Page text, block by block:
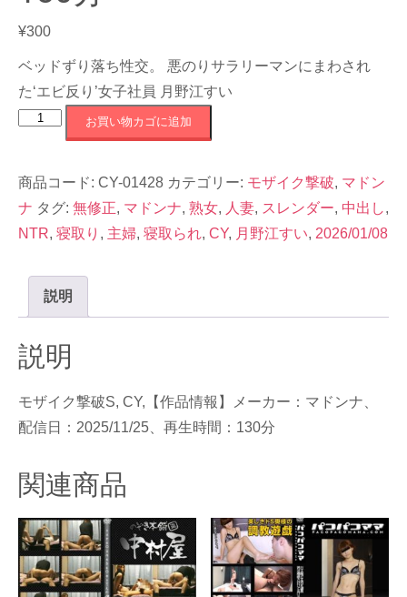
¥300
ベッドずり落ち性交。 悪のりサラリーマンにまわされ
た‘エビ反り’女子社員 月野江すい
【モ
ク
撃
破
01428《月
野
江
す
い》
分
個
お買い物カゴに追加
商品コード: CY-01428 カテゴリー: モザイク撃破, マドン
ナ タグ: 無修正, マドンナ, 熟女, 人妻, スレンダー, 中出し,
NTR, 寝取り , 主婦, 寝取られ, CY, 月野江すい, 2026/01/08
説明
説明
モザイク撃破S, CY,【作品情報】メーカー：マドンナ、
配信日：2025/11/25、再生時間：130分
関連商品